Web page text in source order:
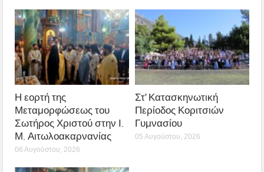
Η εορτή της
Μεταμορφώσεως του
Σωτήρος Χριστού στην Ι.
Μ. Αιτωλοακαρνανίας
06 Αυγούστου, 2026
Στ’ Κατασκηνωτική
Περίοδος Κοριτσιών
Γυμνασίου
05 Αυγούστου, 2026